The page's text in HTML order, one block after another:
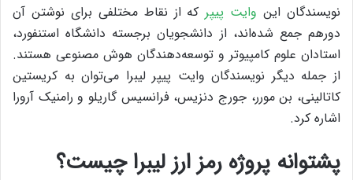
نویسندگان این وایت پیپر که از نقاط مختلفی برای نوشتن آن
دورهم جمع شده‌اند، از دانشجویان برجسته دانشگاه استنفورد،
استادان علوم کامپیوتر و توسعه‌دهندگان هوش مصنوعی هستند.
از جمله دیگر نویسندگان وایت پیپر لیبرا می‌توان به کریستین
کاتالینی، بن مورر، جورج دنزیس، فرانسیس گاریلو و رامنیک آرورا
اشاره‌ کرد.
پشتوانه پروژه رمز ارز لیبرا چیست؟